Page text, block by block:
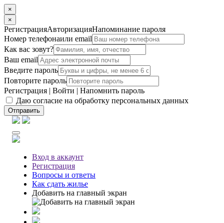
×
×
РегистрацияАвторизацияНапоминание пароля
Номер телефонаили email
Как вас зовут?
Ваш email
Введите пароль
Повторите пароль
Регистрация | Войти | Напомнить пароль
Даю согласие на обработку персональных данных
Отправить
Вход в аккаунт
Регистрация
Вопросы и ответы
Как сдать жилье
Добавить на главный экран